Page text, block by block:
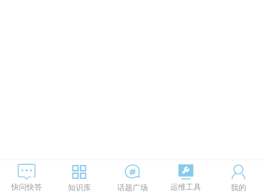
快问快答 知识库 话题广场 运维工具 我的